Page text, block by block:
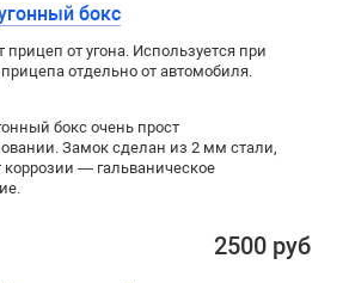
бокс
от угона. Используется при
отдельно от автомобиля.
бокс очень прост
Замок сделан из 2 мм стали,
коррозии — гальваническое
2500 руб